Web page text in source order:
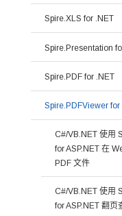
Spire.XLS for .NET
Spire.Presentation
Spire.PDF for .NET
Spire.PDFViewer for
C#/VB.NET 使用
for ASP.NET 在
PDF 文件
C#/VB.NET 使用
for ASP.NET 翻页